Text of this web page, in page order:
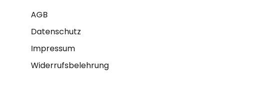
AGB
Datenschutz
Impressum
Widerrufsbelehrung